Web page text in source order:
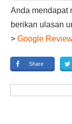
Anda mendapat
berikan ulasan
> Google
Share